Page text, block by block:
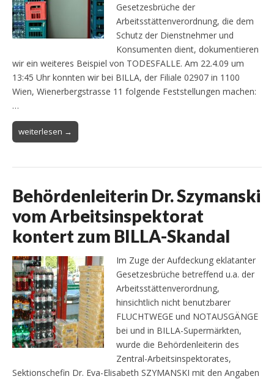
Gesetzesbrüche der
Arbeitsstättenverordnung, die dem
Schutz der Dienstnehmer und
Konsumenten dient, dokumentieren
wir ein weiteres Beispiel von TODESFALLE. Am 22.4.09 um
13:45 Uhr konnten wir bei BILLA, der Filiale 02907 in 1100
Wien, Wienerbergstrasse 11 folgende Feststellungen machen:
…
weiterlesen →
Behördenleiterin Dr. Szymanski
vom Arbeitsinspektorat
kontert zum BILLA-Skandal
Im Zuge der Aufdeckung eklatanter
Gesetzesbrüche betreffend u.a. der
Arbeitsstättenverordnung,
hinsichtlich nicht benutzbarer
FLUCHTWEGE und NOTAUSGÄNGE
bei und in BILLA-Supermärkten,
wurde die Behördenleiterin des
Zentral-Arbeitsinspektorates,
Sektionschefin Dr. Eva-Elisabeth SZYMANSKI mit den Angaben